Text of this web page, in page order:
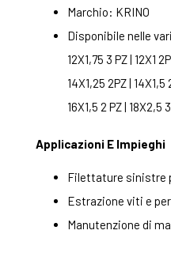
Marchio: KRINO
Disponibile nelle
12X1,75 3 PZ | 12X1
14X1,25 2PZ | 14X1,5
16X1,5 2 PZ | 18X2,5
Applicazioni E Impieghi
Filettature sinistre
Estrazione viti e
Manutenzione di